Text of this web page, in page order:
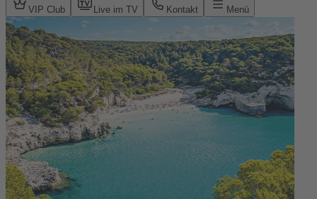
VIP Club Live im TV Kontakt Menü